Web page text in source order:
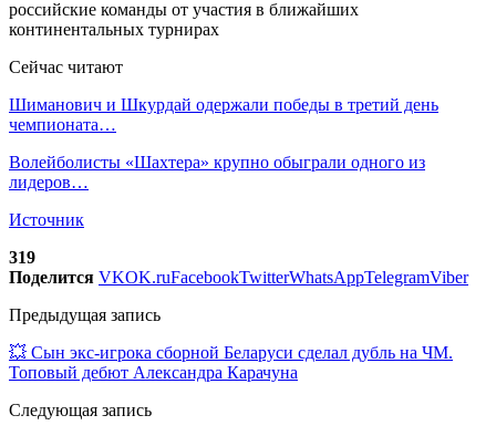
Сейчас читают
Шиманович и Шкурдай одержали победы в третий день
чемпионата…
Волейболисты «Шахтера» крупно обыграли одного из
лидеров…
Источник
319
Поделится VKOK.ruFacebookTwitterWhatsAppTelegramViber
Предыдущая запись
💥 Сын экс-игрока сборной Беларуси сделал дубль на ЧМ.
Топовый дебют Александра Карачуна
Следующая запись